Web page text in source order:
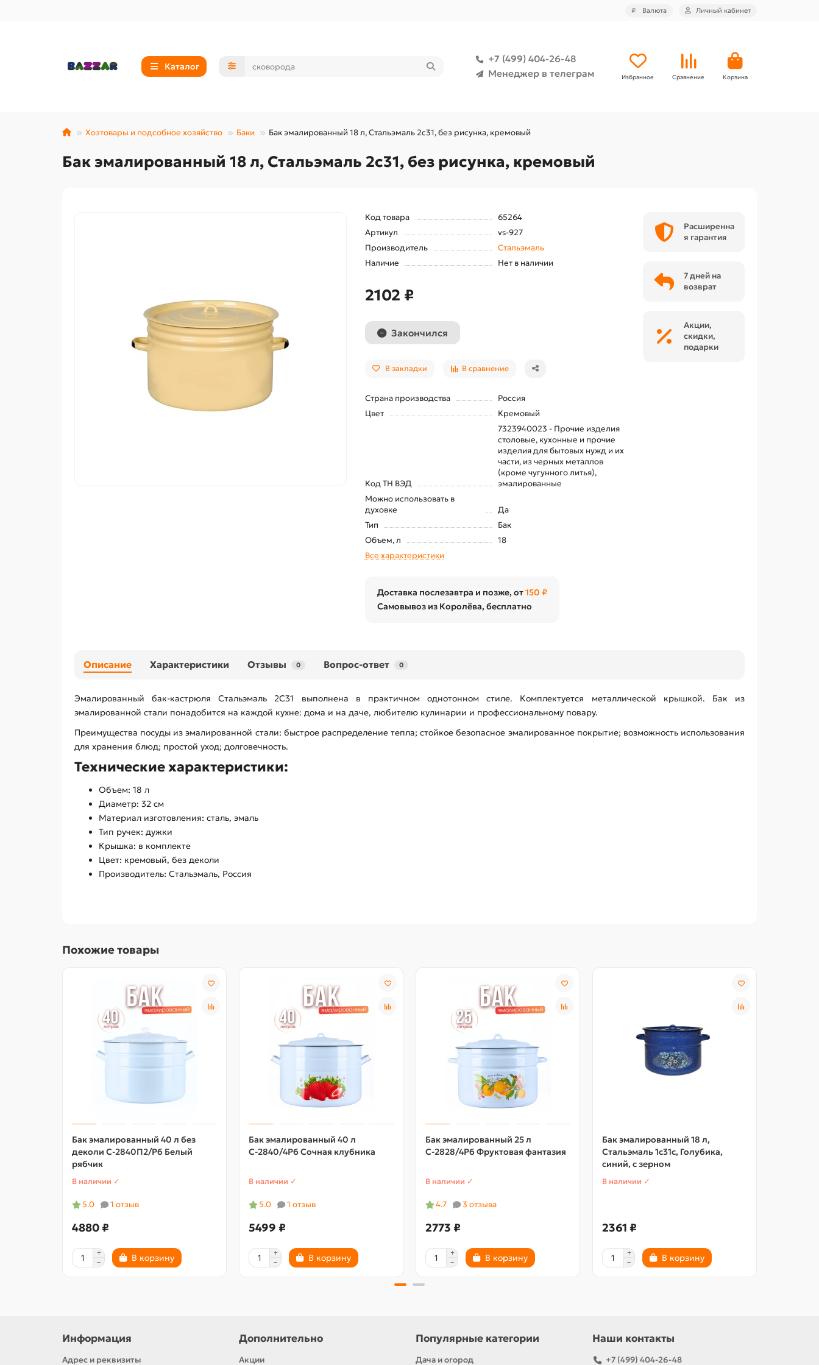
₽ Валюта Личный кабинет
Каталог
+7 (499) 404-26-48
Менеджер в телеграм
Избранное Сравнение Корзина
Хозтовары и подсобное хозяйство Баки Бак эмалированный 18 л, Стальэмаль 2с31, без рисунка, кремовый
Бак эмалированный 18 л, Стальэмаль 2с31, без рисунка, кремовый
Код товара
65264
Артикул
vs-927
Производитель
Стальэмаль
Наличие
Нет в наличии
2102 ₽
Закончился
В закладки В сравнение
Страна производства
Россия
Цвет
Кремовый
Код ТН ВЭД
7323940023 - Прочие изделия
столовые, кухонные и прочие
изделия для бытовых нужд и их
части, из черных металлов
(кроме чугунного литья),
эмалированные
Можно использовать в
духовке
Да
Тип
Бак
Объем, л
18
Все характеристики
Доставка послезавтра и позже, от150 ₽
Самовывоз из Королёва, бесплатно
Расширенна
я гарантия
7 дней на
возврат
Акции,
скидки,
подарки
Описание Характеристики Отзывы 0 Вопрос-ответ 0
Эмалированный бак-кастрюля Стальэмаль 2С31 выполнена в практичном однотонном стиле. Комплектуется металлической крышкой. Бак из
эмалированной стали понадобится на каждой кухне: дома и на даче, любителю кулинарии и профессиональному повару.
Преимущества посуды из эмалированной стали: быстрое распределение тепла; стойкое безопасное эмалированное покрытие; возможность использования
для хранения блюд; простой уход; долговечность.
Технические характеристики:
Объем: 18 л
Диаметр: 32 см
Материал изготовления: сталь, эмаль
Тип ручек: дужки
Крышка: в комплекте
Цвет: кремовый, без деколи
Производитель: Стальэмаль, Россия
Похожие товары
Бак эмалированный 40 л без
деколи С-2840П2/Рб Белый
рябчик
В наличии ✓
5.0 1 отзыв
4880 ₽
В корзину
Бак эмалированный 40 л
С-2840/4Рб Сочная клубника
В наличии ✓
5.0 1 отзыв
5499 ₽
В корзину
Бак эмалированный 25 л
С-2828/4Рб Фруктовая фантазия
В наличии ✓
4.7 3 отзыва
2773 ₽
В корзину
Бак эмалированный 18 л,
Стальэмаль 1с31с, Голубика,
синий, с зерном
В наличии ✓
2361 ₽
В корзину
Информация
Адрес и реквизиты
Дополнительно
Акции
Популярные категории
Дача и огород
Наши контакты
+7 (499) 404-26-48